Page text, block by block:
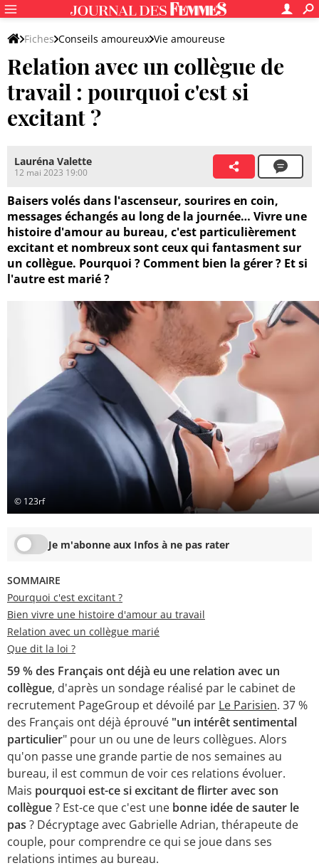
Fiches Conseils amoureux Vie amoureuse
Relation avec un collègue de
travail : pourquoi c'est si
excitant ?
Lauréna Valette
12 mai 2023 19:00
Baisers volés dans l'ascenseur, sourires en coin,
messages échangés au long de la journée… Vivre une
histoire d'amour au bureau, c'est particulièrement
excitant et nombreux sont ceux qui fantasment sur
un collègue. Pourquoi ? Comment bien la gérer ? Et si
l'autre est marié ?
© 123rf
Je m'abonne aux Infos à ne pas rater
SOMMAIRE
Pourquoi c'est excitant ?
Bien vivre une histoire d'amour au travail
Relation avec un collègue marié
Que dit la loi ?
59 % des Français ont déjà eu une relation avec un
collègue, d'après un sondage réalisé par le cabinet de
recrutement PageGroup et dévoilé par Le Parisien. 37 %
des Français ont déjà éprouvé "un intérêt sentimental
particulier" pour un ou une de leurs collègues. Alors
qu'on passe une grande partie de nos semaines au
bureau, il est commun de voir ces relations évoluer.
Mais pourquoi est-ce si excitant de flirter avec son
collègue? Est-ce que c'est une bonne idée de sauter le
pas ? Décryptage avec Gabrielle Adrian, thérapeute de
couple, pour comprendre ce qui se joue dans ses
relations intimes au bureau.